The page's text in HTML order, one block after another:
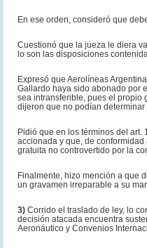
En ese orden, consideró que
Cuestionó que la jueza le diera
lo son las disposiciones
Expresó que Aerolíneas
Gallardo haya sido abonado por
sea intransferible, pues el propio
dijeron que no podían
Pidió que en los términos del
accionada y que, de
gratuita no controvertido por la
Finalmente, hizo mención a que
un gravamen irreparable a su
3) Corrido el traslado de ley, lo
decisión atacada encuentra
Aeronáutico y Convenios